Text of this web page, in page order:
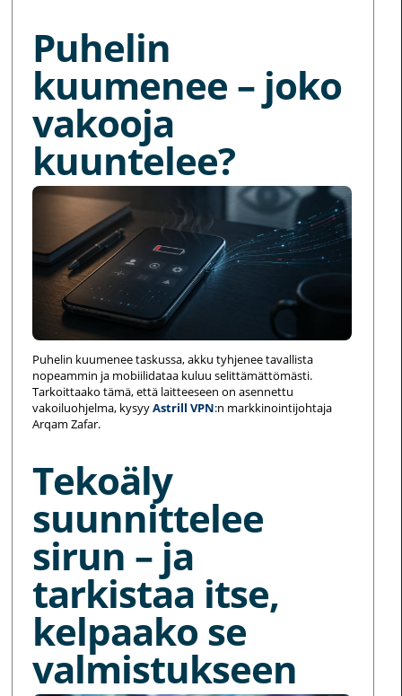
Puhelin
kuumenee – joko
vakooja
kuuntelee?
Puhelin kuumenee taskussa, akku tyhjenee tavallista
nopeammin ja mobiilidataa kuluu selittämättömästi.
Tarkoittaako tämä, että laitteeseen on asennettu
vakoiluohjelma, kysyyAstrill VPN:n markkinointijohtaja
Arqam Zafar.
Tekoäly
suunnittelee
sirun – ja
tarkistaa itse,
kelpaako se
valmistukseen